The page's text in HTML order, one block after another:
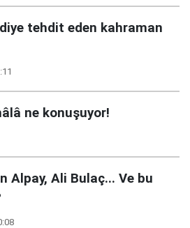
diye tehdit eden kahraman
ne konuşuyor!
Alpay, Ali Bulaç... Ve bu